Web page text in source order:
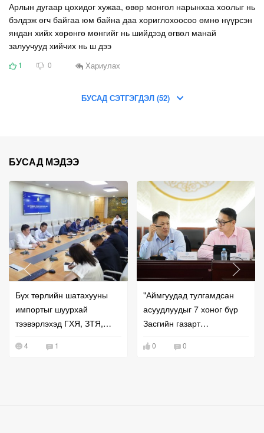
Арлын дугаар цохидог хужаа, өвөр монгол нарынхаа хоолыг нь
бэлдэж өгч байгаа юм байна даа хориглохоосоо өмнө нүүрсэн
яндан хийх хөрөнгө мөнгийг нь шийдээд өгвөл манай
залуучууд хийчих нь ш дээ
1 0 Хариулах
БУСАД СЭТГЭГДЭЛ (52)
БУСАД МЭДЭЭ
Бүх төрлийн шатахууны
импортыг шуурхай
тээвэрлэхэд ГХЯ, ЗТЯ,
4 1
"Аймгуудад тулгамдсан
асуудлуудыг 7 хоног бүр
Засгийн газарт
шийдвэрлүүлнэ"
0 0